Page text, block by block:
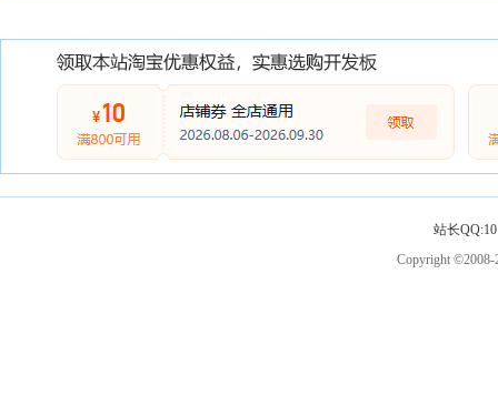
站长
Copyright